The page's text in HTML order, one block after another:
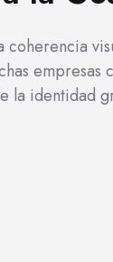
coherencia
empresas
la identidad